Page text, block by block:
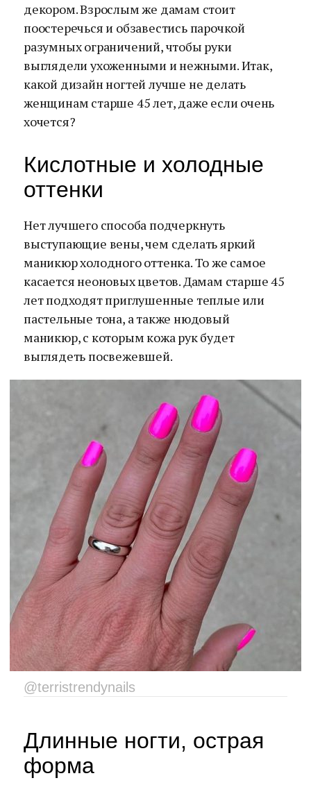
декором. Взрослым же дамам стоит
поостеречься и обзавестись парочкой
разумных ограничений, чтобы руки
выглядели ухоженными и нежными. Итак,
какой дизайн ногтей лучше не делать
женщинам старше 45 лет, даже если очень
хочется?
Кислотные и холодные
оттенки
Нет лучшего способа подчеркнуть
выступающие вены, чем сделать яркий
маникюр холодного оттенка. То же самое
касается неоновых цветов. Дамам старше 45
лет подходят приглушенные теплые или
пастельные тона, а также нюдовый
маникюр, с которым кожа рук будет
выглядеть посвежевшей.
@terristrendynails
Длинные ногти, острая
форма